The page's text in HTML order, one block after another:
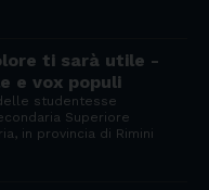
ti sarà utile -
e vox populi
studentesse
Superiore
in provincia di Rimini